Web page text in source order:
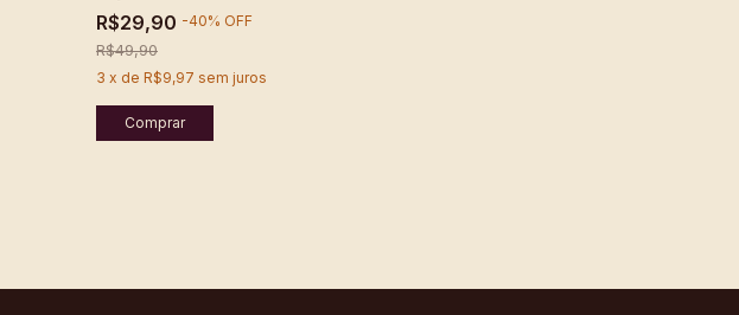
R$29,90 -40% OFF
R$49,90
3 x de R$9,97 sem juros